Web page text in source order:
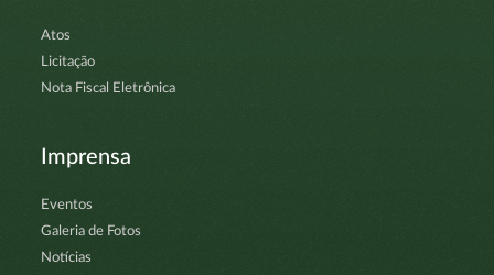
Atos
Licitação
Nota Fiscal Eletrônica
Imprensa
Eventos
Galeria de Fotos
Notícias